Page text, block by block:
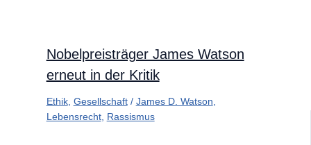
Nobelpreisträger James Watson
erneut in der Kritik
Ethik, Gesellschaft/ James D. Watson
Lebensrecht, Rassismus